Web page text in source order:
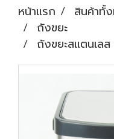
หน้าแรก สินค้าทั้
ถังขยะ
ถังขยะสแตนเล